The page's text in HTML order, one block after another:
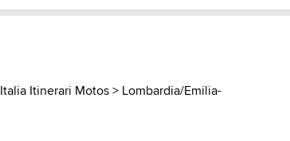
Italia Itinerari Motos> Lombardia/Emilia-